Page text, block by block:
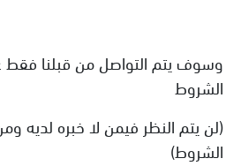
وسوف يتم التواصل من قبلنا
الشروط
(لن يتم النظر فيمن لا خبره لديه
الشروط)